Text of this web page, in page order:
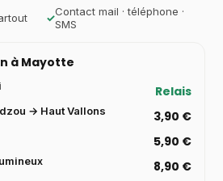
✓Contact mail · téléphone ·
SMS
à Mayotte
Relais
→ Haut Vallons 3,90 €
5,90 €
8,90 €